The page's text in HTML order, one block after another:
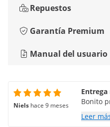
Repuestos
Garantía Premium
Manual del usuario
Niels hace 9 meses
Bonito
Leer